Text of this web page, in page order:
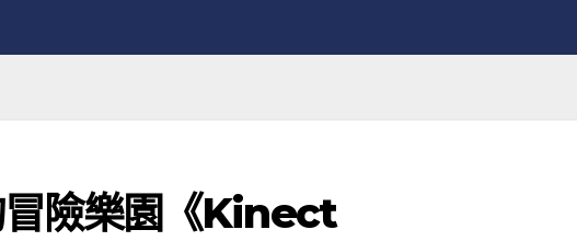
險樂園《Kinect